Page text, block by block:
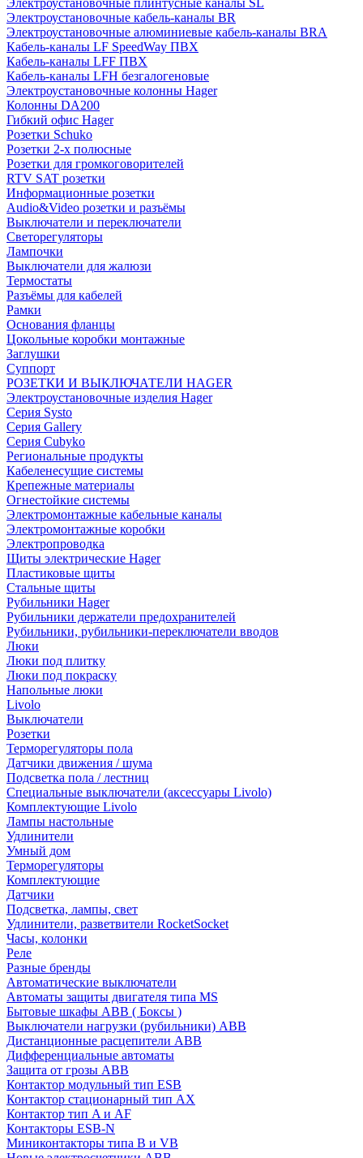
Электроустановочные плинтусные каналы SL
Электроустановочные кабель-каналы BR
Электроустановочные алюминиевые кабель-каналы BRA
Кабель-каналы LF SpeedWay ПВХ
Кабель-каналы LFF ПВХ
Кабель-каналы LFH безгалогеновые
Электроустановочные колонны Hager
Колонны DA200
Гибкий офис Hager
Розетки Schuko
Розетки 2-х полюсные
Розетки для громкоговорителей
RTV SAT розетки
Информационные розетки
Audio&Video розетки и разъёмы
Выключатели и переключатели
Светорегуляторы
Лампочки
Выключатели для жалюзи
Термостаты
Разъёмы для кабелей
Рамки
Основания фланцы
Цокольные коробки монтажные
Заглушки
Суппорт
РОЗЕТКИ И ВЫКЛЮЧАТЕЛИ HAGER
Электроустановочные изделия Hager
Серия Systo
Серия Gallery
Серия Cubyko
Региональные продукты
Кабеленесущие системы
Крепежные материалы
Огнестойкие системы
Электромонтажные кабельные каналы
Электромонтажные коробки
Электропроводка
Щиты электрические Hager
Пластиковые щиты
Стальные щиты
Рубильники Hager
Рубильники держатели предохранителей
Рубильники, рубильники-переключатели вводов
Люки
Люки под плитку
Люки под покраску
Напольные люки
Livolo
Выключатели
Розетки
Терморегуляторы пола
Датчики движения / шума
Подсветка пола / лестниц
Специальные выключатели (аксессуары Livolo)
Комплектующие Livolo
Лампы настольные
Удлинители
Умный дом
Терморегуляторы
Комплектующие
Датчики
Подсветка, лампы, свет
Удлинители, разветвители RocketSocket
Часы, колонки
Реле
Разные бренды
Автоматические выключатели
Автоматы защиты двигателя типа MS
Бытовые шкафы ABB ( Боксы )
Выключатели нагрузки (рубильники) ABB
Дистанционные расцепители ABB
Дифференциальные автоматы
Защита от грозы ABB
Контактор модульный тип ESB
Контактор стационарный тип AX
Контактор тип A и AF
Контакторы ESB-N
Миниконтакторы типа B и VB